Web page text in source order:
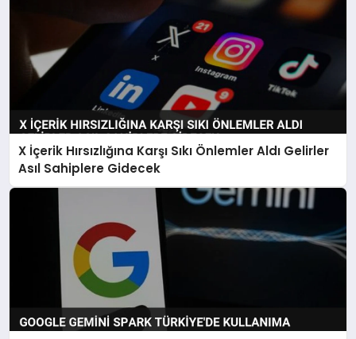
X İçerik Hırsızlığına Karşı Sıkı Önlemler Aldı Gelirler
Asıl Sahiplere Gidecek